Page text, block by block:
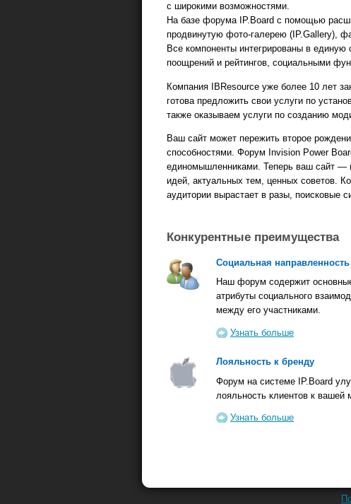
с широкими возможностями.
На базе форума IP.Board с помощью
продвинутую фото-галерею (IP.Gallery),
Все компоненты интегрированы в
поощрений и рейтингов, социальными
Компания IBResource уже более 10 лет
готова предложить свои услуги по
также оказываем услуги по созданию
Ваш сайт может пережить второе
способностями. Форум Invision Power
единомышленниками. Теперь ваш сайт —
идей, актуальных тем, ценных советов.
аудитории вырастает в разы, поисковые
Конкурентные преимущества
Социальная направленность
Наш форум содержит
атрибуты социального
между его участниками.
Узнать больше
Лояльность к бренду
Форум на системе IP.Board
лояльность клиентов к вашей
Узнать больше